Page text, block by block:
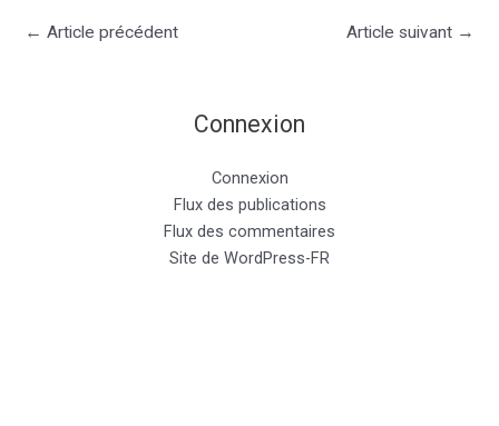
← Article précédent Article suivant →
Connexion
Connexion
Flux des publications
Flux des commentaires
Site de WordPress-FR